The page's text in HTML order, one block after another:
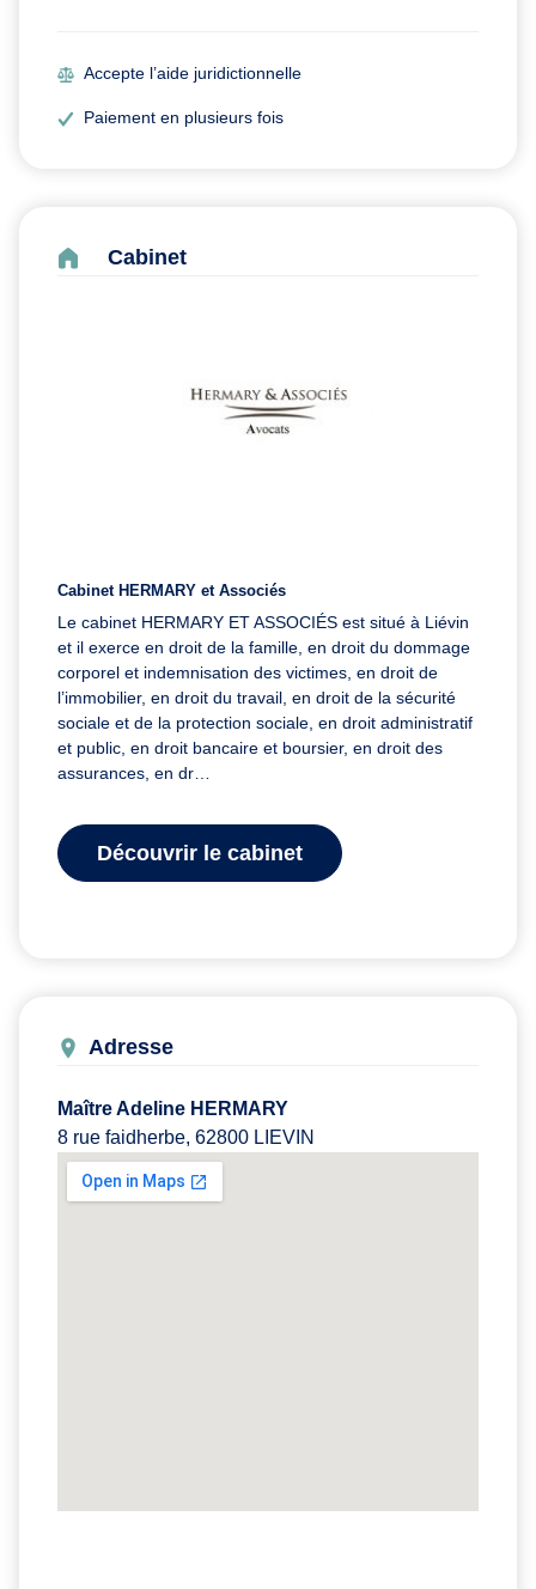
Accepte l’aide juridictionnelle
Paiement en plusieurs fois
Cabinet
Cabinet HERMARY et Associés
Le cabinet HERMARY ET ASSOCIÉS est situé à Liévin
et il exerce en droit de la famille, en droit du dommage
corporel et indemnisation des victimes, en droit de
l’immobilier, en droit du travail, en droit de la sécurité
sociale et de la protection sociale, en droit administratif
et public, en droit bancaire et boursier, en droit des
assurances, en dr…
Découvrir le cabinet
Adresse
Maître Adeline HERMARY
8 rue faidherbe, 62800 LIEVIN